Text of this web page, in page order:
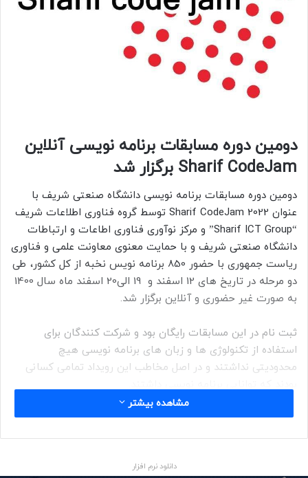
دومین دوره مسابقات برنامه نویسی آنلاین
Sharif CodeJam برگزار شد
دومین دوره مسابقات برنامه نویسی دانشگاه صنعتی شریف با
عنوان Sharif CodeJam 2022 توسط گروه فناوری اطلاعات شریف
“Sharif ICT Group” و مرکز نوآوری فناوری اطاعات و ارتباطات
دانشگاه صنعتی شریف و با حمایت معنوی معاونت علمی و فناوری
ریاست جمهوری با حضور 850 برنامه نویس نخبه از کل کشور، طی
دو مرحله در تاریخ های 12 اسفند و 19 الی20 اسفند ماه سال 1400
به صورت غیر حضوری و آنلاین برگزار شد.
ثبت نام در این مسابقات رایگان بود و شرکت کنندگان برای
استفاده از تکنولوژی ‌ها و زبان ‌های برنامه نویسی هیچ
محدودیتی نداشتند و در اصل مخاطب این رویداد تمامی کسانی
سوالات مسابقه بدین صورت طراحی شدند که کمیته علمی
مسابقات مدتی از برگزاری رویداد با حضور سرمایه گذاران، شرکت
های بزرگ، چهره های موفق استارتاپی و افراد سرشناس در حوزه
همین گروه وظیفه داوری و امتیاز دهی به شرکت کنندگان را بر
مشاهده بیشتر
دانلود نرم افزار